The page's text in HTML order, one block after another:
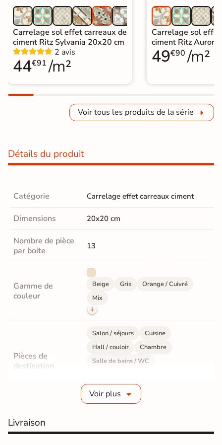
Carrelage sol effet carreaux de
ciment Ritz Sylvania 20x20 cm
2 avis
44€91 /m²
Carrelage sol
ciment Ritz
49€90 /m²
Voir tous les produits de la série
Détails du produit
Catégorie Carrelage effet carreaux ciment
Dimensions 20x20 cm
Nombre de pièce
par boite
13
Gamme de
couleur
Beige Gris
Orange / Cuivré
Mix
Pièces de
destination
Salon / séjours
Cuisine
Hall / couloir
Chambre
Salle de bains / WC
Sol intérieur
Epaisseur 10 mm
Voir plus
Livraison